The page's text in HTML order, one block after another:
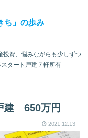
ち」の歩み
投資、悩みながらも少しずつ
タート戸建７軒所有
建 650万円
2021.12.13